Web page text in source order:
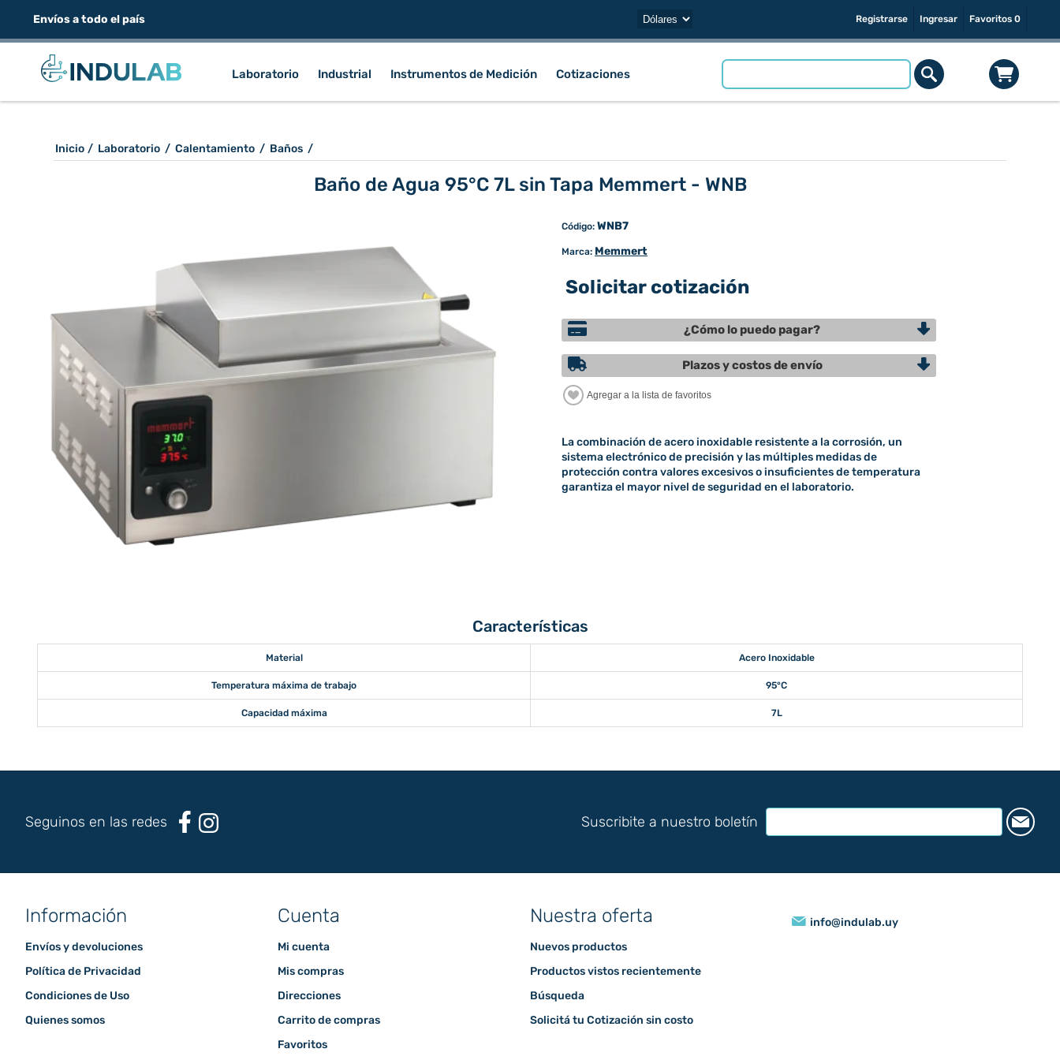
Envíos a todo el país Registrarse Ingresar Favoritos 0
Laboratorio Industrial Instrumentos de Medición Cotizaciones
Inicio / Laboratorio / Calentamiento / Baños /
Baño de Agua 95°C 7L sin Tapa Memmert - WNB
Código: WNB7
Marca: Memmert
Solicitar cotización
¿Cómo lo puedo pagar?
Plazos y costos de envío
La combinación de acero inoxidable resistente a la corrosión, un
sistema electrónico de precisión y las múltiples medidas de
protección contra valores excesivos o insuficientes de temperatura
garantiza el mayor nivel de seguridad en el laboratorio.
Características
Material Acero Inoxidable
Temperatura máxima de trabajo 95°C
Capacidad máxima 7L
Seguinos en las redes Suscribite a nuestro boletín
Información
Envíos y devoluciones
Política de Privacidad
Condiciones de Uso
Quienes somos
Cuenta
Mi cuenta
Mis compras
Direcciones
Carrito de compras
Favoritos
Nuestra oferta
Nuevos productos
Productos vistos recientemente
Búsqueda
Solicitá tu Cotización sin costo
info@indulab.uy